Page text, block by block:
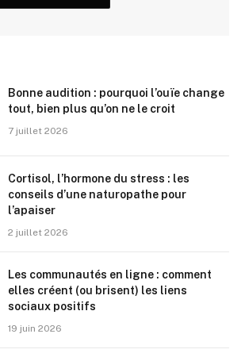
Bonne audition : pourquoi l’ouïe change
tout, bien plus qu’on ne le croit
7 juillet 2026
Cortisol, l’hormone du stress : les
conseils d’une naturopathe pour
l’apaiser
2 juillet 2026
Les communautés en ligne : comment
elles créent (ou brisent) les liens
sociaux positifs
19 juin 2026